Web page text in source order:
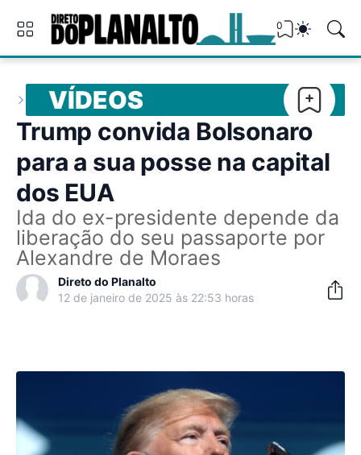
0
VÍDEOS
Trump convida Bolsonaro
para a sua posse na capital
dos EUA
Ida do ex-presidente depende da
liberação do seu passaporte por
Alexandre de Moraes
Direto do Planalto
12 de janeiro de 2025 às 22:53 horas